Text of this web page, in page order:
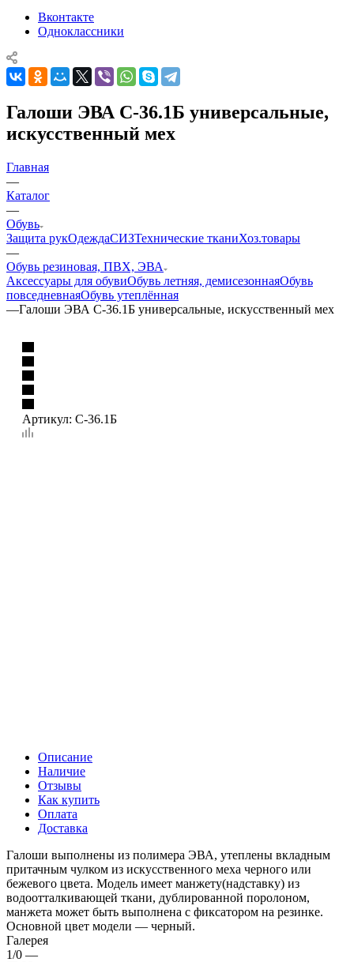
Вконтакте
Одноклассники
Галоши ЭВА С-36.1Б универсальные,
искусственный мех
Главная
—
Каталог
—
Обувь
Защита рукОдеждаСИЗТехнические тканиХоз.товары
—
Обувь резиновая, ПВХ, ЭВА
Аксессуары для обувиОбувь летняя, демисезоннаяОбувь
повседневнаяОбувь утеплённая
—Галоши ЭВА С-36.1Б универсальные, искусственный мех
Артикул: С-36.1Б
Описание
Наличие
Отзывы
Как купить
Оплата
Доставка
Галоши выполнены из полимера ЭВА, утеплены вкладным
притачным чулком из искусственного меха черного или
бежевого цвета. Модель имеет манжету(надставку) из
водоотталкивающей ткани, дублированной поролоном,
манжета может быть выполнена с фиксатором на резинке.
Основной цвет модели — черный.
Галерея
1/0 —